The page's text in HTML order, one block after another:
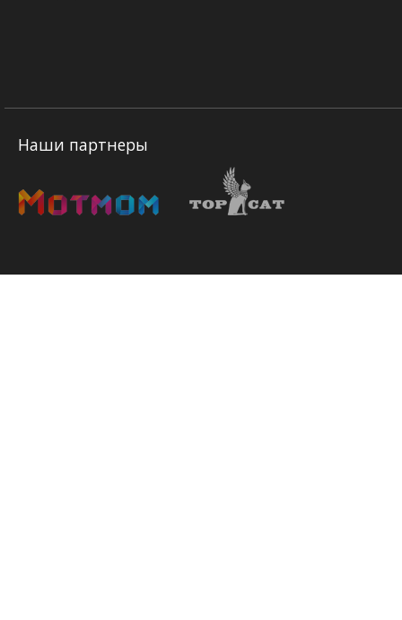
Наши партнеры